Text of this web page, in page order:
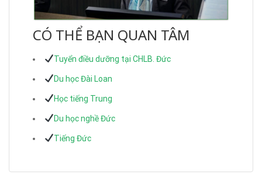
CÓ THỂ BẠN QUAN TÂM
Tuyển điều dưỡng tại CHLB. Đức
Du học Đài Loan
Học tiếng Trung
Du học nghề Đức
Tiếng Đức